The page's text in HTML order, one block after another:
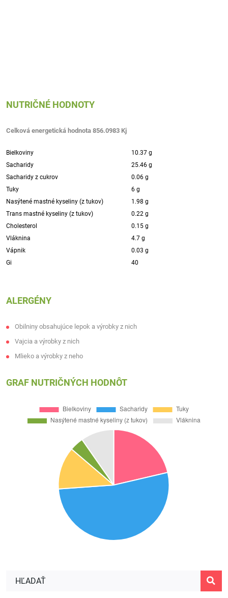
NUTRIČNÉ HODNOTY
Celková energetická hodnota 856.0983 Kj
Bielkoviny
10.37 g
Sacharidy
25.46 g
Sacharidy z cukrov
0.06 g
Tuky
6 g
Nasýtené mastné kyseliny (z tukov)
1.98 g
Trans mastné kyseliny (z tukov)
0.22 g
Cholesterol
0.15 g
Vláknina
4.7 g
Vápnik
0.03 g
Gi
40
ALERGÉNY
Obilniny obsahujúce lepok a výrobky z nich
Vajcia a výrobky z nich
Mlieko a výrobky z neho
GRAF NUTRIČNÝCH HODNÔT